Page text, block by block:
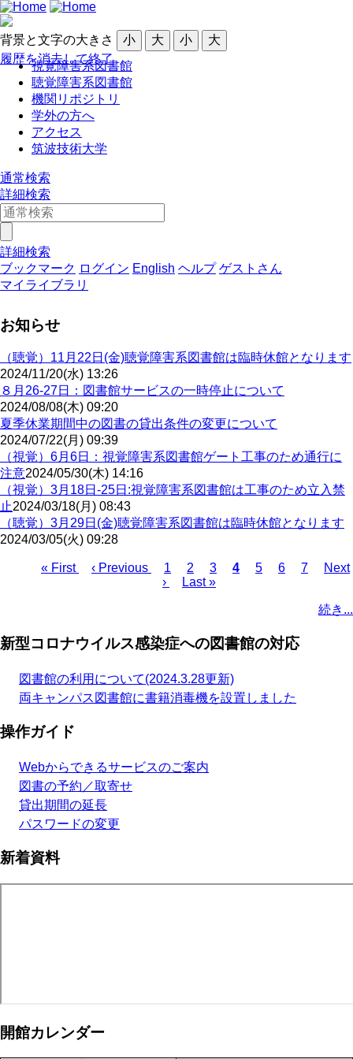
背景と文字の大きさ 小 大 小
大
履歴を消去して終了
視覚障害系図書館
聴覚障害系図書館
機関リポジトリ
学外の方へ
アクセス
筑波技術大学
通常検索
詳細検索
詳細検索
ブックマーク ログイン English ヘルプ ゲストさん
マイライブラリ
お知らせ
（聴覚）11月22日(金)聴覚障害系図書館は臨時休館となります
2024/11/20(水) 13:26
８月26-27日：図書館サービスの一時停止について
2024/08/08(木) 09:20
夏季休業期間中の図書の貸出条件の変更について
2024/07/22(月) 09:39
（視覚）6月6日：視覚障害系図書館ゲート工事のため通行に
注意2024/05/30(木) 14:16
（視覚）3月18日-25日:視覚障害系図書館は工事のため立入禁
止2024/03/18(月) 08:43
（聴覚）3月29日(金)聴覚障害系図書館は臨時休館となります
2024/03/05(火) 09:28
送
り
先
ジ
« First
前
‹ Previous
ペ
ー
1
ペ
ー
2
ペ
ー
3
カ
ペ
ー
4
ペ
5
ペ
6
ペ
7
次
ー
ジ
Next
›
最
ジ
Last »
続き...
新型コロナウイルス感染症への図書館の対応
図書館の利用について(2024.3.28更新)
両キャンパス図書館に書籍消毒機を設置しました
操作ガイド
Webからできるサービスのご案内
図書の予約／取寄せ
貸出期間の延長
パスワードの変更
新着資料
開館カレンダー